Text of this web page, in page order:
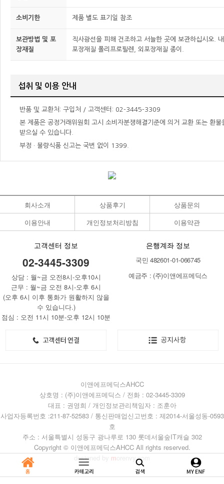
소비기한 제품 별도 표기일 참조
보관방법 및 포
장재질
직사광선을 피해 건조하고 서늘한 곳에 보관하십시오. 내
포장재질 폴리프로필렌, 외포장재질 종이.
섭취 및 이용 안내
반품 및 교환처: 구입처 / 고객센터: 02-3445-3309
본 제품은 공정거래위원회 고시 소비자분쟁해결기준에 의거 교환 또는 환불
받으실 수 있습니다.
부정 · 불량식품 신고는 국번 없이 1399.
회사소개 상품후기
상품문의
이용안내
개인정보처리방침 이용약관
고객센터 정보
02-3445-3309
상담 : 월~금 오전8시-오후10시
근무 : 월~금 오전 8시-오후 6시
(오후 6시 이후 통화가 원활하지 않을
수 있습니다.)
점심 : 오전 11시 10분-오후 12시 10분
은행계좌 정보
국민 482601-01-066745
예금주 : (주)이앤에프메딕스
이앤에프메딕스AHCC
상호명 : (주)이앤에프메딕스 / 전화 : 02-3445-3309
대표 : 권영희 / 개인정보관리책임자 : 조훈아
사업자등록번호 :211-87-52583 / 통신판매업신고번호 : 제2014-서울성동-0593
호
주소 : 서울특별시 성동구 광나루로 130 롯데서울숲IT캐슬 302
Copyright © 이앤에프메딕스AHCC All rights reserved.
designed by m orenvy.com